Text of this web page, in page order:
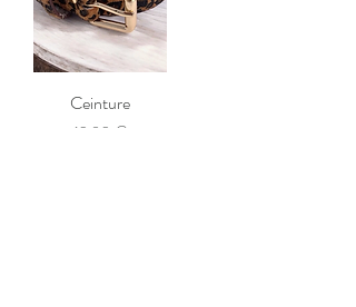
Ceinture
Prix
12,90 €